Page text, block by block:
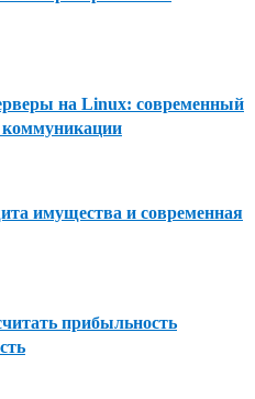
на Linux: современный
коммуникации
имущества и современная
прибыльность